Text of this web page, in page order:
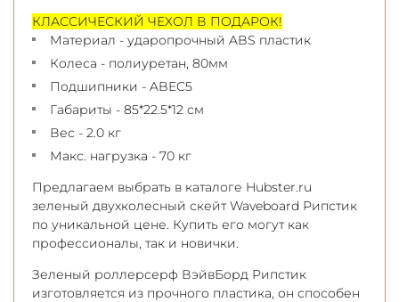
КЛАССИЧЕСКИЙ ЧЕХОЛ В ПОДАРОК!
Материал - ударопрочный ABS пластик
Колеса - полиуретан, 80мм
Подшипники - ABEC5
Габариты - 85*22.5*12 см
Вес - 2.0 кг
Макс. нагрузка - 70 кг
Предлагаем выбрать в каталоге Hubster.ru
зеленый двухколесный скейт Waveboard Рипстик
по уникальной цене. Купить его могут как
профессионалы, так и новички.
Зеленый роллерсерф ВэйвБорд Рипстик
изготовляется из прочного пластика, он способен